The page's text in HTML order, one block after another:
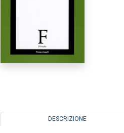
DESCRIZIONE